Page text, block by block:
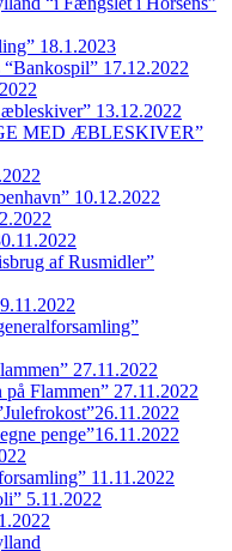
18.1.2023
17.12.2022
13.12.2022
MED ÆBLESKIVER”
10.12.2022
af Rusmidler”
27.11.2022
Flammen” 27.11.2022
penge”16.11.2022
11.11.2022
5.11.2022